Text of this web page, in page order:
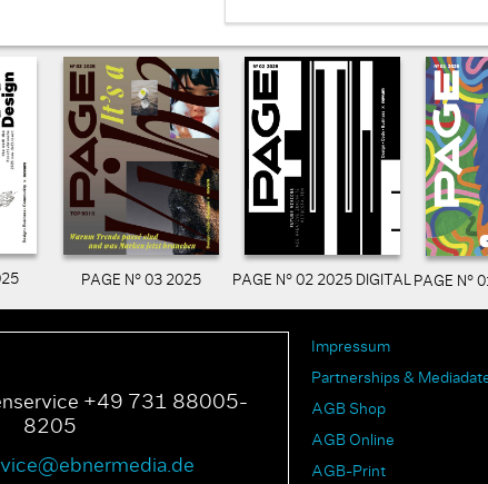
PAGE N° 03 2025 PAGE N° 02 2025 DIGITAL PAGE N°
+49 731 88005-
8205
Impressum
Partnerships &
AGB Shop
AGB Online
AGB-Print